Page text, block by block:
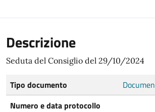
Descrizione
Seduta del Consiglio del 29/10/2024
Tipo documento
Numero e data protocollo